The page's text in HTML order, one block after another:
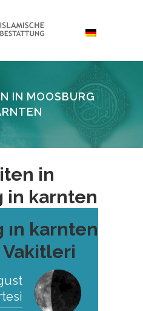
IN MOOSBURG
in
in karnten
ın karnten
Vakitleri